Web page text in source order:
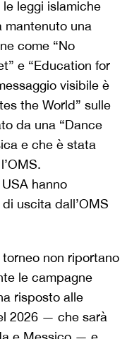
leggi islamiche
mantenuto una
come “No
e “Education for
visibile è
the World” sulle
da una “Dance
e che è stata
hanno
uscita dall’OMS
non riportano
le campagne
risposto alle
2026 — che sarà